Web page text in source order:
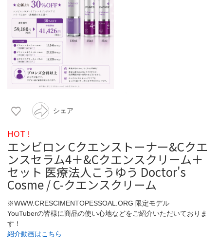
シェア
HOT !
エンビロン Cクエンストーナー&Cクエ
ンスセラム4＋&Cクエンスクリーム＋
セット 医療法人こうゆう Doctor's
Cosme / C-クエンスクリーム
※WWW.CRESCIMENTOPESSOAL.ORG 限定モデル
YouTuberの皆様に商品の使い心地などをご紹介いただいておりま
す！
紹介動画はこちら